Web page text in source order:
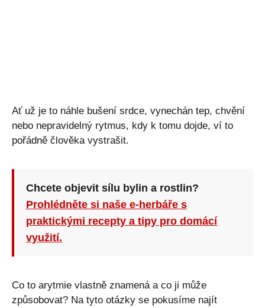
Ať už je to náhle bušení srdce, vynechán tep, chvění
nebo nepravidelný rytmus, kdy k tomu dojde, ví to
pořádně člověka vystrašit.
Chcete objevit sílu bylin a rostlin?
Prohlédněte si naše e-herbáře s
praktickými recepty a tipy pro domácí
využití.
Co to arytmie vlastně znamená a co ji může
způsobovat? Na tyto otázky se pokusíme najít